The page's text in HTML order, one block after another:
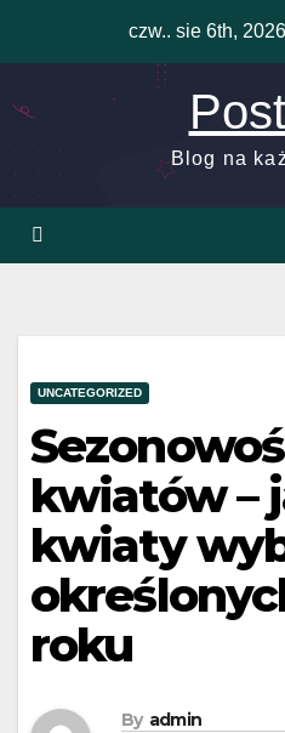
czw.. sie 6th, 2026
Blog na
UNCATEGORIZED
kwiatów –
kwiaty
roku
By admin